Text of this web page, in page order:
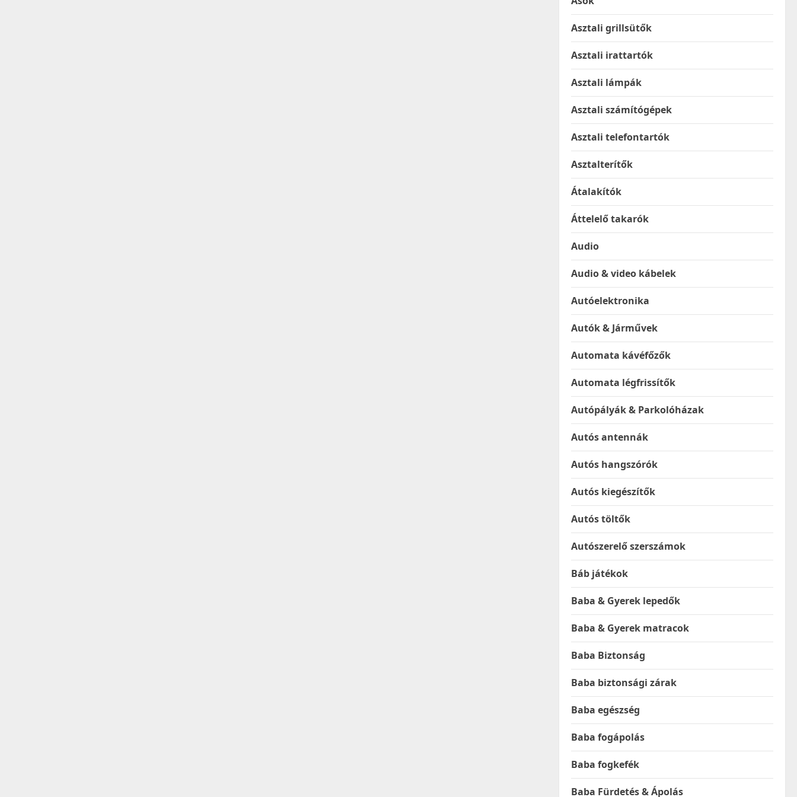
Asztali grillsütők
Asztali irattartók
Asztali lámpák
Asztali számítógépek
Asztali telefontartók
Asztalterítők
Átalakítók
Áttelelő takarók
Audio
Audio & video kábelek
Autóelektronika
Autók & Járművek
Automata kávéfőzők
Automata légfrissítők
Autópályák & Parkolóházak
Autós antennák
Autós hangszórók
Autós kiegészítők
Autós töltők
Autószerelő szerszámok
Báb játékok
Baba & Gyerek lepedők
Baba & Gyerek matracok
Baba Biztonság
Baba biztonsági zárak
Baba egészség
Baba fogápolás
Baba fogkefék
Baba Fürdetés & Ápolás